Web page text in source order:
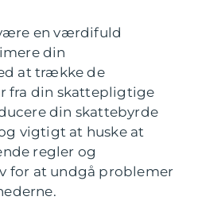
en værdifuld
din
at trække de
fra din skattepligtige
din skattebyrde
vigtigt at huske at
regler og
for at undgå problemer